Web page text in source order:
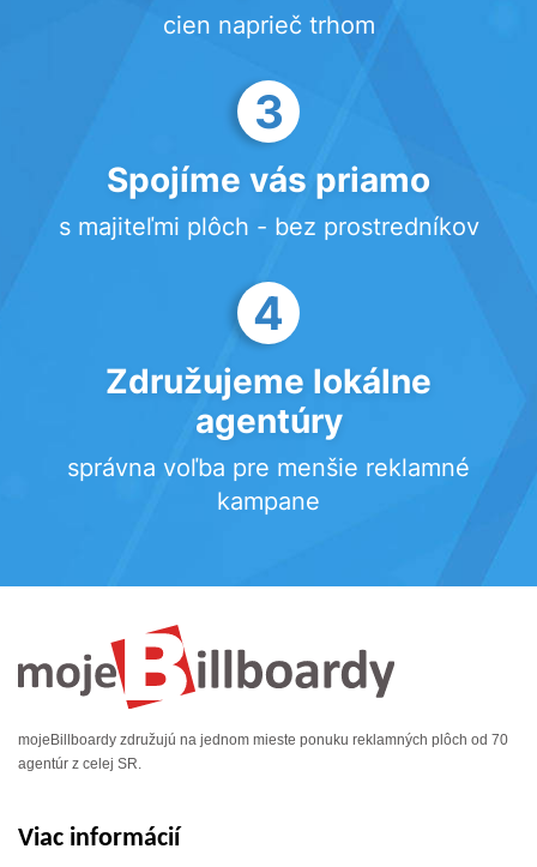
cien naprieč trhom
3
Spojíme vás priamo
s majiteľmi plôch - bez prostredníkov
4
Združujeme lokálne
agentúry
správna voľba pre menšie reklamné
kampane
mojeBillboardy združujú na jednom mieste ponuku reklamných plôch od 70
agentúr z celej SR.
Viac informácií